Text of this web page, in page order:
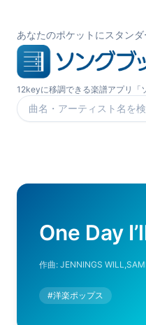
あなたのポケットにスタン
12keyに移調できる楽譜アプリ「
楽曲を検索
One Day
作曲: JENNINGS
#洋楽ポップス